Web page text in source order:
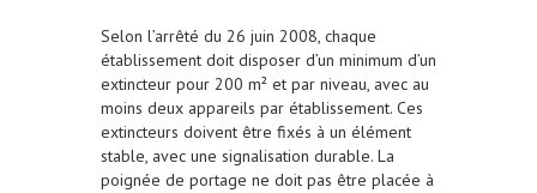
Selon l’arrêté du 26 juin 2008, chaque
établissement doit disposer d’un minimum d’un
extincteur pour 200 m² et par niveau, avec au
moins deux appareils par établissement. Ces
extincteurs doivent être fixés à un élément
stable, avec une signalisation durable. La
poignée de portage ne doit pas être placée à